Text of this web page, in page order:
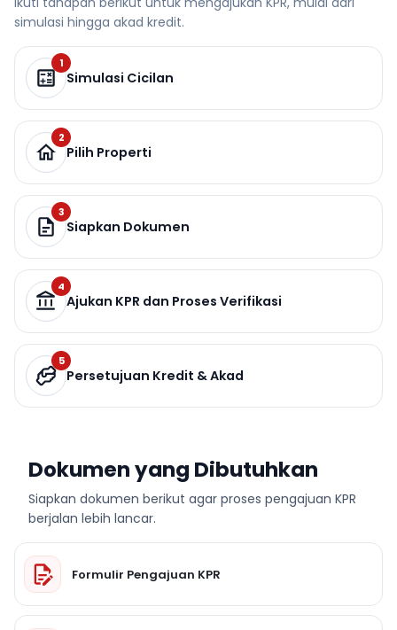
simulasi hingga akad kredit.
1
Simulasi Cicilan
2
Pilih Properti
3
Siapkan Dokumen
4
Ajukan KPR dan Proses Verifikasi
5
Persetujuan Kredit & Akad
Dokumen yang Dibutuhkan
Siapkan dokumen berikut agar proses pengajuan KPR
berjalan lebih lancar.
Formulir Pengajuan KPR